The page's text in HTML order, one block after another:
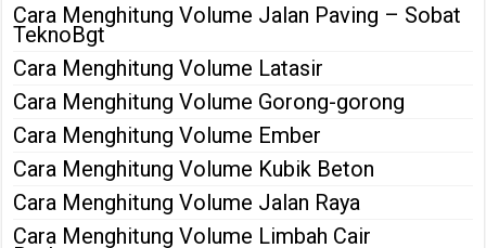
Cara Menghitung Volume Jalan Paving – Sobat
TeknoBgt
Cara Menghitung Volume Latasir
Cara Menghitung Volume Gorong-gorong
Cara Menghitung Volume Ember
Cara Menghitung Volume Kubik Beton
Cara Menghitung Volume Jalan Raya
Cara Menghitung Volume Limbah Cair